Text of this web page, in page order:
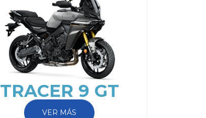
TRACER 9 GT
VER MÁS